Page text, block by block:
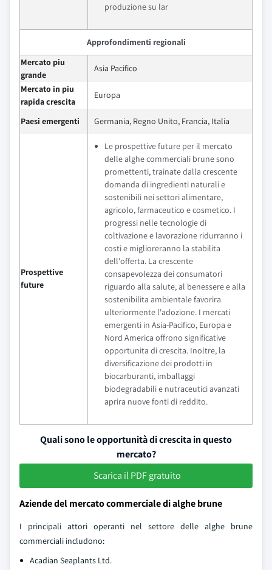
produzione su lar
Approfondimenti regionali
Mercato piu
grande
Asia Pacifico
Mercato in piu
rapida crescita
Europa
Paesi emergenti Germania, Regno Unito, Francia, Italia
Prospettive
future
Le prospettive future per il mercato
delle alghe commerciali brune sono
promettenti, trainate dalla crescente
domanda di ingredienti naturali e
sostenibili nei settori alimentare,
agricolo, farmaceutico e cosmetico. I
progressi nelle tecnologie di
coltivazione e lavorazione ridurranno i
costi e miglioreranno la stabilita
dell'offerta. La crescente
consapevolezza dei consumatori
riguardo alla salute, al benessere e alla
sostenibilita ambientale favorira
ulteriormente l'adozione. I mercati
emergenti in Asia-Pacifico, Europa e
Nord America offrono significative
opportunita di crescita. Inoltre, la
diversificazione dei prodotti in
biocarburanti, imballaggi
biodegradabili e nutraceutici avanzati
aprira nuove fonti di reddito.
Quali sono le opportunità di crescita in questo
mercato?
Scarica il PDF gratuito
Aziende del mercato commerciale di alghe brune
I principali attori operanti nel settore delle alghe brune
commerciali includono:
Acadian Seaplants Ltd.